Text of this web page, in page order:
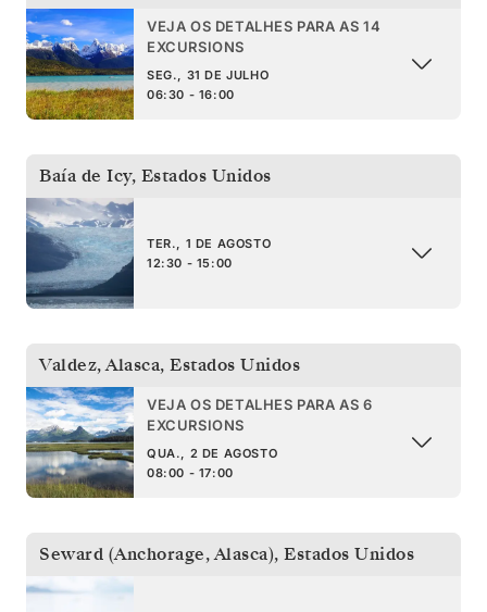
VEJA OS DETALHES PARA AS 14
EXCURSIONS
SEG., 31 DE JULHO
06:30 - 16:00
Baía de Icy, Estados Unidos
TER., 1 DE AGOSTO
12:30 - 15:00
Valdez, Alasca, Estados Unidos
VEJA OS DETALHES PARA AS 6
EXCURSIONS
QUA., 2 DE AGOSTO
08:00 - 17:00
Seward (Anchorage, Alasca), Estados Unidos